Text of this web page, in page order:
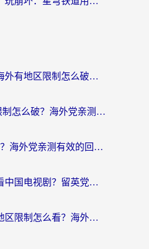
网易蜗牛读书在海外有地区限制怎么破解？3个实用方案帮你畅读无阻（附缅甸美国使用技巧）
CCTV视频地域限制怎么破？海外党亲测有效的回国加速解决方案
QQ音乐限制地区？海外党亲测有效的回国加速器选择指南（附听书音乐全攻略）
在英国境内怎么看中国电视剧？留英党亲测有效的追剧自由指南
在暴雪时分国外地区限制怎么看？海外党亲测有效的回国加速指南